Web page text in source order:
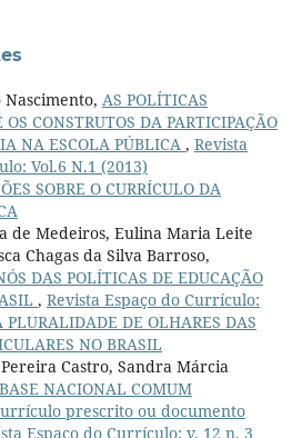
AS POLÍTICAS
CONSTRUTOS DA PARTICIPAÇÃO
NA ESCOLA PÚBLICA , Revista
Vol.6 N.1 (2013)
SOBRE O CURRÍCULO DA
de Medeiros, Eulina Maria Leite
Chagas da Silva Barroso,
DAS POLÍTICAS DE EDUCAÇÃO
, Revista Espaço do Currículo:
DE OLHARES DAS
NO BRASIL
Castro, Sandra Márcia
BASE NACIONAL COMUM
prescrito ou documento
Espaço do Currículo: v. 12 n. 3